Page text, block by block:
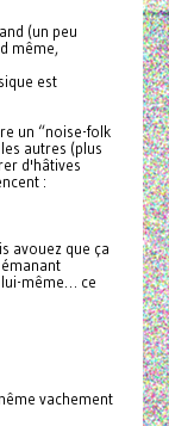
(un peu
même,
est
un “noise-folk
autres (plus
d'hâtives
:
avouez que ça
même… ce
vachement